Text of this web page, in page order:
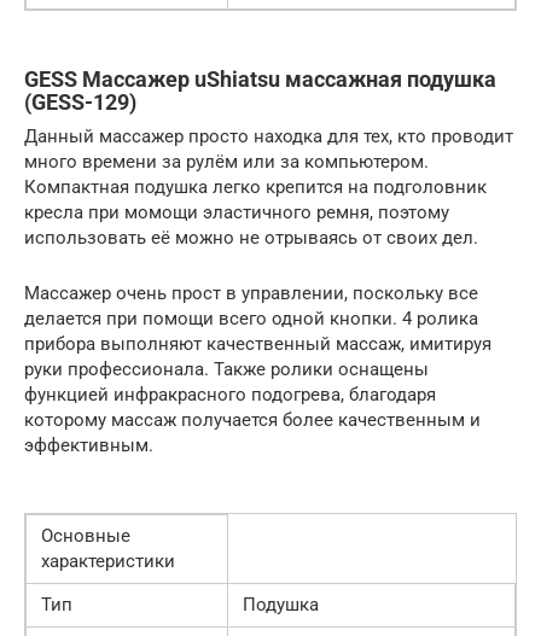
GESS Массажер uShiatsu массажная подушка
(GESS-129)
Данный массажер просто находка для тех, кто проводит
много времени за рулём или за компьютером.
Компактная подушка легко крепится на подголовник
кресла при момощи эластичного ремня, поэтому
использовать её можно не отрываясь от своих дел.
Массажер очень прост в управлении, поскольку все
делается при помощи всего одной кнопки. 4 ролика
прибора выполняют качественный массаж, имитируя
руки профессионала. Также ролики оснащены
функцией инфракрасного подогрева, благодаря
которому массаж получается более качественным и
эффективным.
Основные
характеристики
Тип
Подушка